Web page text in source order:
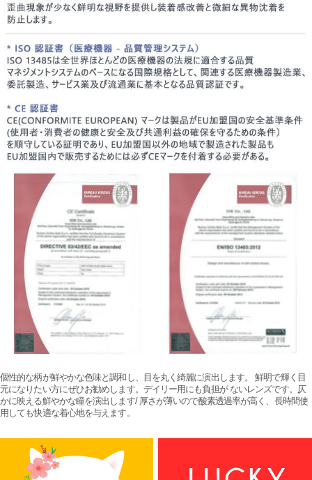
個性的な柄が鮮やかな色味と調和し、目を丸く綺麗に演出します。 鮮明で輝く目
元になりたい方にぜひお勧めします。デイリー用にも負担が ないレンズです。仄
かに映える鮮やかな瞳を演出します/ 厚さが薄いので酸素透過率が高く、長時間使
用しても快適な着心地を与えます。